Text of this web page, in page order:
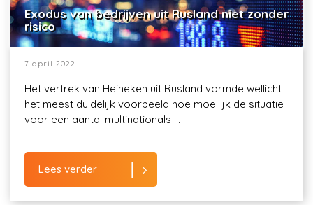
Exodus van bedrijven uit Rusland niet zonder
risico
7 april 2022
Het vertrek van Heineken uit Rusland vormde wellicht
het meest duidelijk voorbeeld hoe moeilijk de situatie
voor een aantal multinationals ...
Lees verder